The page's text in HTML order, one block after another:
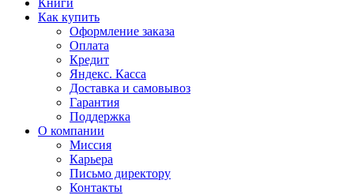
Книги
Как купить
Оформление заказа
Оплата
Кредит
Яндекс. Касса
Доставка и самовывоз
Гарантия
Поддержка
О компании
Миссия
Карьера
Письмо директору
Контакты